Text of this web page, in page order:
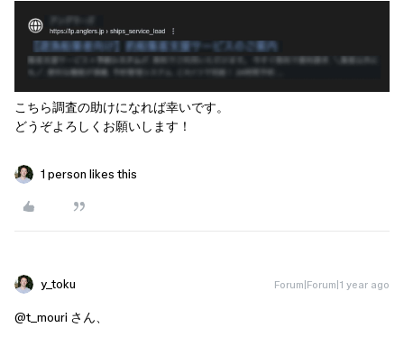
こちら調査の助けになれば幸いです。
どうぞよろしくお願いします！
1 person likes this
y_toku Forum|Forum|1 year ago
@t_mouri さん、